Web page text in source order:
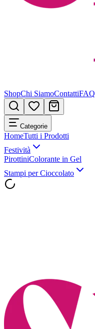
ShopChi SiamoContattiFAQ
Categorie
HomeTutti i Prodotti
Festività
PirottiniColorante in Gel
Stampi per Cioccolato